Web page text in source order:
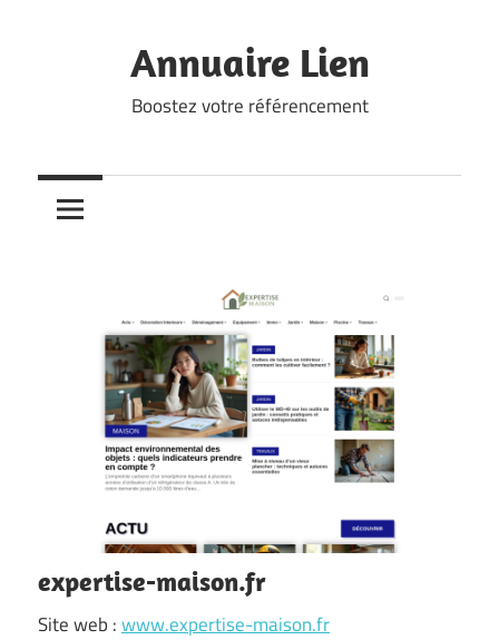
Annuaire Lien
Boostez votre référencement
expertise-maison.fr
Site web :www.expertise-maison.fr